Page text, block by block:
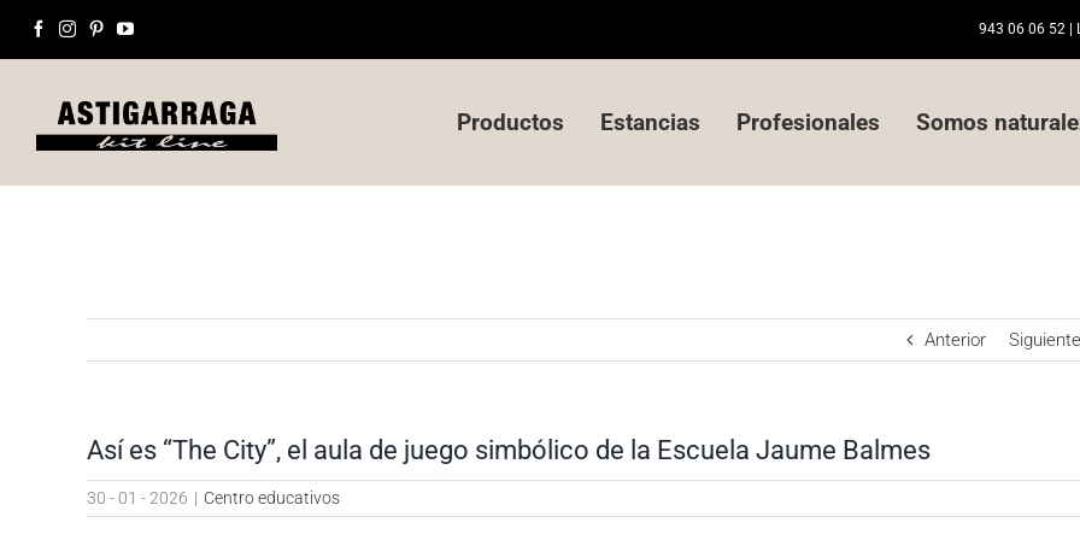
contenido
Facebook
InstagramPinterestYouTube 943 06 06 52 |
Productos Estancias Profesionales Somos
Anterior Siguiente
Así es “The City”, el aula de juego simbólico de la Escuela Jaume Balmes
30 - 01 - 2026 | Centro educativos